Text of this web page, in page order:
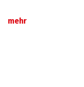
mehr